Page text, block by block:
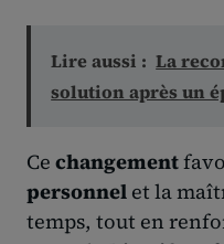
Lire aussi : La
solution après un
Ce changement
personnel et la
temps, tout en